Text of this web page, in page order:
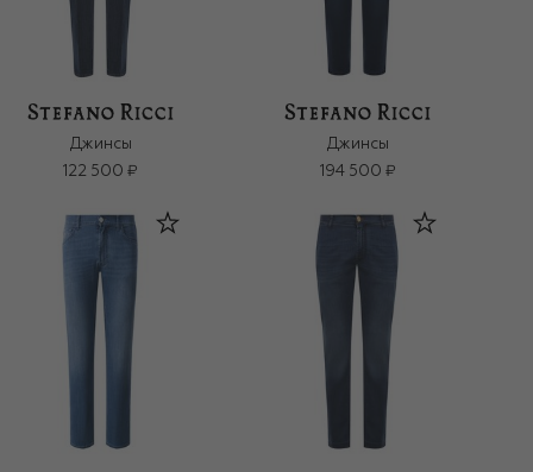
Джинсы
122 500 ₽
Джинсы
194 500 ₽